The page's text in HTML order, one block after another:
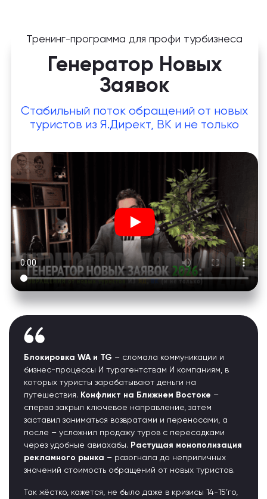
Тренинг-программа для профи турбизнеса
Генератор Новых
Заявок
Стабильный поток обращений от новых
туристов из Я.Директ, ВК и не только
Блокировка WA и TG – сломала коммуникации и
бизнес-процессы И турагентствам И компаниям, в
которых туристы зарабатывают деньги на
путешествия. Конфликт на Ближнем Востоке –
сперва закрыл ключевое направление, затем
заставил заниматься возвратами и переносами, а
после – усложнил продажу туров с пересадками
через удобные авиахабы. Растущая монополизация
рекламного рынка – разогнала до неприличных
значений стоимость обращений от новых туристов.
Так жёстко, кажется, не было даже в кризисы 14-15’го,